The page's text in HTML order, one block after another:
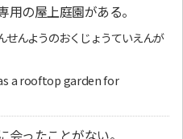
用の屋上庭園がある。
せんようのおくじょうていえんが
a rooftop garden for